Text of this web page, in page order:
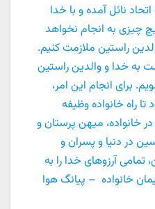
نائل آمده و با خدا
چیزی به انجام نخواهد
راستین ملازمت کنیم.
به خدا و والدین راستین
برای انجام این امر،
راه خانواده وظیفه
خانواده، میهن پرستان و
در دنیا و پسران و
آرزوهای خدا را به
خانواده – پیانگ هوا